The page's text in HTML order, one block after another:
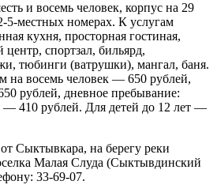
и восемь человек, корпус на 29
5-местных номерах. К услугам
кухня, просторная гостиная,
спортзал, бильярд,
тюбинги (ватрушки), мангал, баня.
на восемь человек — 650 рублей,
рублей, дневное пребывание:
— 410 рублей. Для детей до 12 лет —
Сыктывкара, на берегу реки
Малая Слуда (Сыктывдинский
33-69-07.